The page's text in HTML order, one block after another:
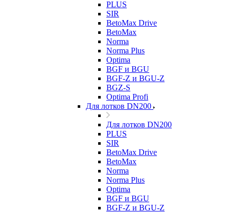
PLUS
SIR
BetoMax Drive
BetoMax
Norma
Norma Plus
Optima
BGF и BGU
BGF-Z и BGU-Z
BGZ-S
Optima Profi
Для лотков DN200
Для лотков DN200
PLUS
SIR
BetoMax Drive
BetoMax
Norma
Norma Plus
Optima
BGF и BGU
BGF-Z и BGU-Z